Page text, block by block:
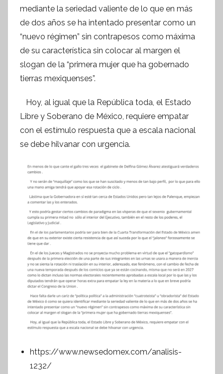
mediante la seriedad valiente de lo que en más
de dos años se ha intentado presentar como un
“nuevo régimen” sin contrapesos como máxima
de su característica sin colocar al margen el
slogan de la “primera mujer que ha gobernado
tierras mexiquenses”.
Hoy, al igual que la República toda, el Estado
Libre y Soberano de México, requiere empatar
con el estímulo respuesta que a escala nacional
se debe hilvanar con urgencia.
https://www.newsedomex.com/analisis-
1232/